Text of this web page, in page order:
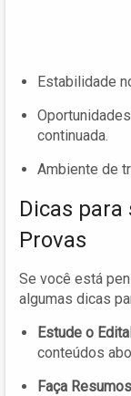
Estabilidade
continuada.
Ambiente de
Dicas para
Provas
Se você está
algumas dicas
Estude o
conteúdos
Faça